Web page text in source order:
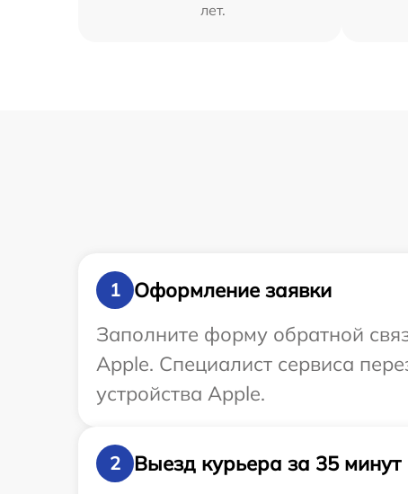
лет.
1
Оформление заявки
Заполните форму обратной
Apple. Специалист сервиса
устройства Apple.
2
Выезд курьера за 35 минут